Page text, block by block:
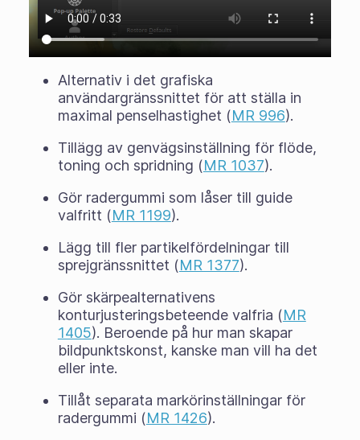
Alternativ i det grafiska
användargränssnittet för att ställa in
maximal penselhastighet (MR 996).
Tillägg av genvägsinställning för flöde,
toning och spridning (MR 1037).
Gör radergummi som låser till guide
valfritt (MR 1199).
Lägg till fler partikelfördelningar till
sprejgränssnittet (MR 1377).
Gör skärpealternativens
konturjusteringsbeteende valfria (MR
1405). Beroende på hur man skapar
bildpunktskonst, kanske man vill ha det
eller inte.
Tillåt separata markörinställningar för
radergummi (MR 1426).